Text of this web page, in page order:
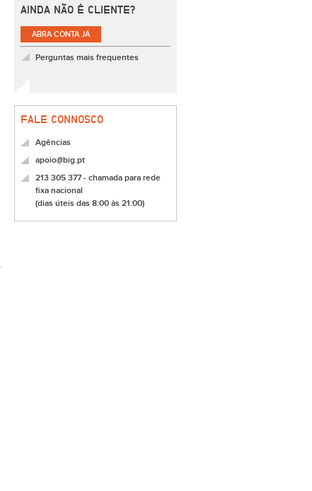
AINDA NÃO É CLIENTE?
ABRA CONTA JÁ
Perguntas mais frequentes
FALE CONNOSCO
Agências
apoio@big.pt
213 305 377 - chamada para rede
fixa nacional
(dias úteis das 8:00 às 21:00)